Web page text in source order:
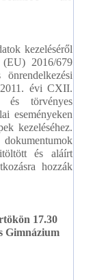
kezeléséről
2016/679
2011. évi CXII.
törvényes
eseményeken
kezeléséhez.
és aláírt
hozzák
17.30
Gimnázium